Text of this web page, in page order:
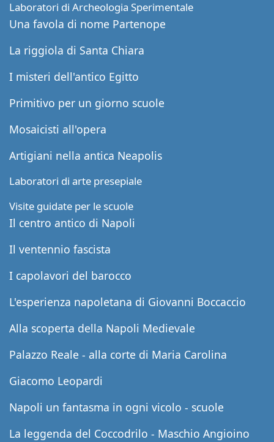
Laboratori di Archeologia Sperimentale
Una favola di nome Partenope
La riggiola di Santa Chiara
I misteri dell'antico Egitto
Primitivo per un giorno scuole
Mosaicisti all'opera
Artigiani nella antica Neapolis
Laboratori di arte presepiale
Visite guidate per le scuole
Il centro antico di Napoli
Il ventennio fascista
I capolavori del barocco
L'esperienza napoletana di Giovanni Boccaccio
Alla scoperta della Napoli Medievale
Palazzo Reale - alla corte di Maria Carolina
Giacomo Leopardi
Napoli un fantasma in ogni vicolo - scuole
La leggenda del Coccodrilo - Maschio Angioino